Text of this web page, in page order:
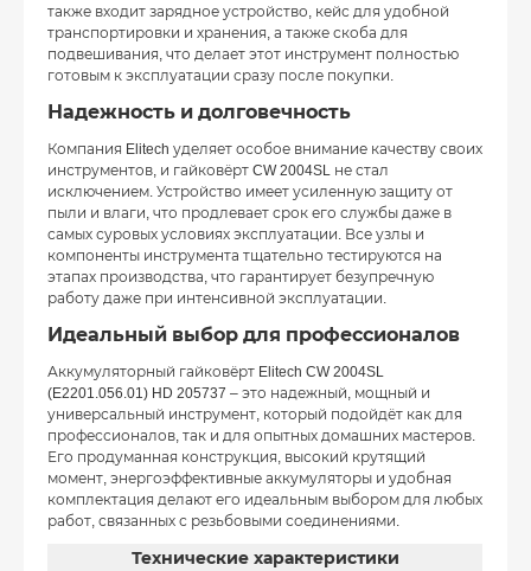
также входит зарядное устройство, кейс для удобной
транспортировки и хранения, а также скоба для
подвешивания, что делает этот инструмент полностью
готовым к эксплуатации сразу после покупки.
Надежность и долговечность
Компания Elitech уделяет особое внимание качеству своих
инструментов, и гайковёрт CW 2004SL не стал
исключением. Устройство имеет усиленную защиту от
пыли и влаги, что продлевает срок его службы даже в
самых суровых условиях эксплуатации. Все узлы и
компоненты инструмента тщательно тестируются на
этапах производства, что гарантирует безупречную
работу даже при интенсивной эксплуатации.
Идеальный выбор для профессионалов
Аккумуляторный гайковёрт Elitech CW 2004SL
(E2201.056.01) HD 205737 – это надежный, мощный и
универсальный инструмент, который подойдёт как для
профессионалов, так и для опытных домашних мастеров.
Его продуманная конструкция, высокий крутящий
момент, энергоэффективные аккумуляторы и удобная
комплектация делают его идеальным выбором для любых
работ, связанных с резьбовыми соединениями.
Технические характеристики